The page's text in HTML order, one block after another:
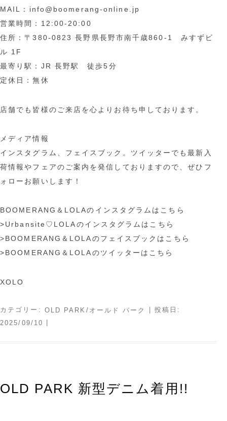
MAIL：info@boomerang-online.jp
営業時間：12:00-20:00
住所：〒380-0823 長野県長野市南千歳860-1 みすずビ
ル 1F
最寄り駅：JR 長野駅 徒歩5分
定休日：無休
店舗でも皆様のご来店を心よりお待ち申しております。
メディア情報
インスタグラム、フェイスブック。ツイッターでも最新入
荷情報やフェアのご案内を発信しておりますので、ぜひフ
ォローお願いします！
BOOMERANG＆LOLAのインスタグラムはこちら
>Urbansite♡LOLAのインスタグラムはこちら
>BOOMERANG＆LOLAのフェイスブックはこちら
>BOOMERANG＆LOLAのツイッターはこちら
XOLO
カテゴリー: OLD PARK/オールド パーク
| 投稿日:
2025/09/10
OLD PARK 新型デニム着用!!